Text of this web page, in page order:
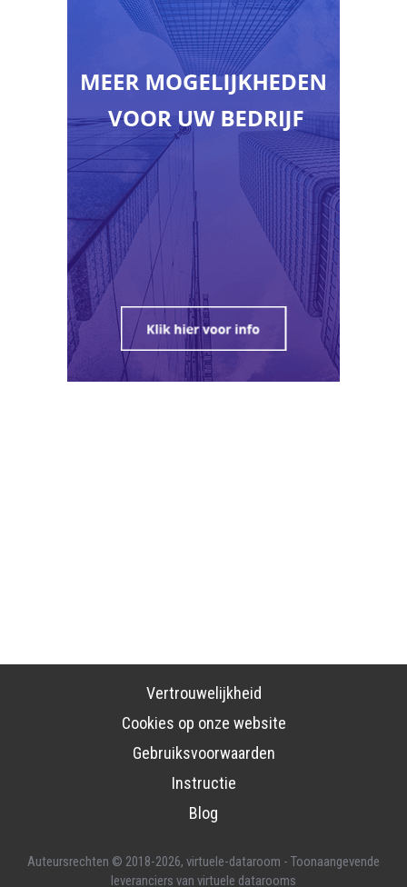
Vertrouwelijkheid
Cookies op onze website
Gebruiksvoorwaarden
Instructie
Blog
Auteursrechten © 2018-2026, virtuele-dataroom - Toonaangevende
leveranciers van virtuele datarooms